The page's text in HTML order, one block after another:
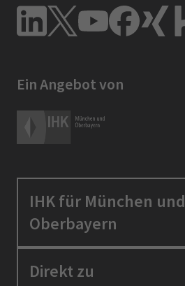
Ein Angebot von
IHK für München und
Oberbayern
Standortpolitik
Direkt zu